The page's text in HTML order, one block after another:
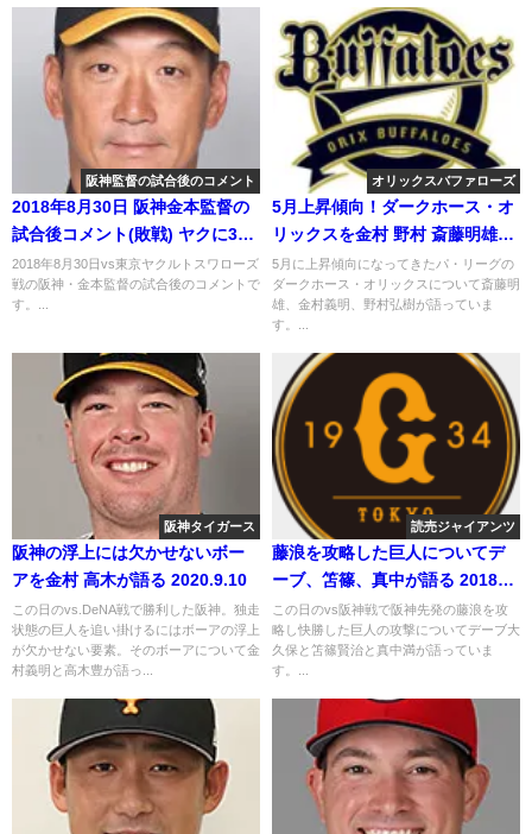
阪神監督の試合後のコメント
2018年8月30日 阪神金本監督の
試合後コメント(敗戦) ヤクに3連
敗！
2018年8月30日vs東京ヤクルトスワローズ
戦の阪神・金本監督の試合後のコメントで
す。...
オリックスバファローズ
5月上昇傾向！ダークホース・オ
リックスを金村 野村 斎藤明雄が
語る
5月に上昇傾向になってきたパ・リーグの
ダークホース・オリックスについて斎藤明
雄、金村義明、野村弘樹が語っていま
す。...
阪神タイガース
阪神の浮上には欠かせないボー
アを金村 高木が語る 2020.9.10
この日のvs.DeNA戦で勝利した阪神。独走
状態の巨人を追い掛けるにはボーアの浮上
が欠かせない要素。そのボーアについて金
村義明と高木豊が語っ...
読売ジャイアンツ
藤浪を攻略した巨人についてデ
ーブ、笘篠、真中が語る 2018年
4月20日
この日のvs阪神戦で阪神先発の藤浪を攻
略し快勝した巨人の攻撃についてデーブ大
久保と笘篠賢治と真中満が語っていま
す。...